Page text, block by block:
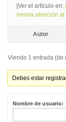
[Ver el artículo en:
misma atención al
Autor
Viendo 1 entrada (de
Debes estar
Nombre de usuario: